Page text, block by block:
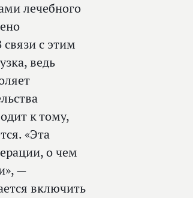
лечебного
с этим
ведь
к тому,
«Эта
о чем
—
включить